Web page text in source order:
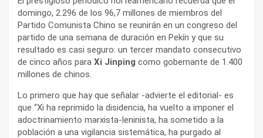
domingo, 2.296 de los 96,7 millones de miembros del
Partido Comunista Chino se reunirán en un congreso del
partido de una semana de duración en Pekín y que su
resultado es casi seguro: un tercer mandato consecutivo
de cinco años para Xi Jinping como gobernante de 1.400
millones de chinos.
Lo primero que hay que señalar -advierte el editorial- es
que “Xi ha reprimido la disidencia, ha vuelto a imponer el
adoctrinamiento marxista-leninista, ha sometido a la
población a una vigilancia sistemática, ha purgado al